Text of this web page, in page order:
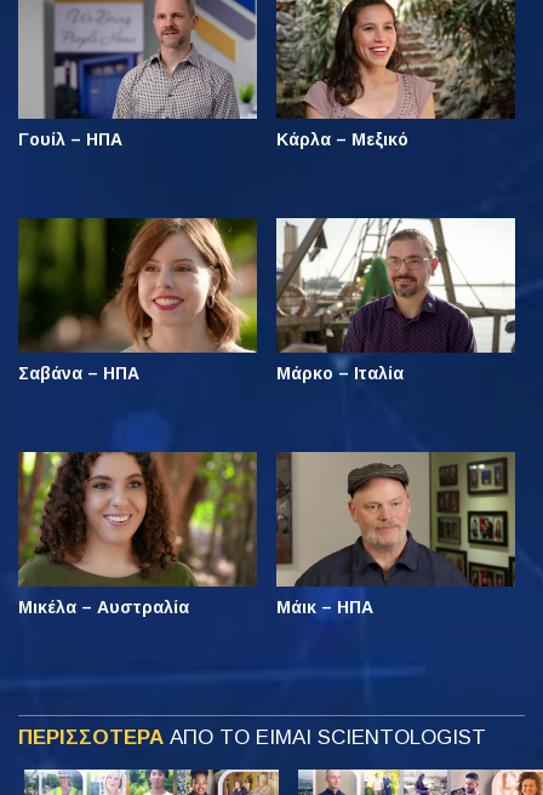
Γουίλ – ΗΠΑ Κάρλα – Μεξικό
Σαβάνα – ΗΠΑ Μάρκο – Ιταλία
Μικέλα – Αυστραλία Μάικ – ΗΠΑ
ΠΕΡΙΣΣΟΤΕΡΑ ΑΠΟ ΤΟ ΕΙΜΑΙ SCIENTOLOGIST